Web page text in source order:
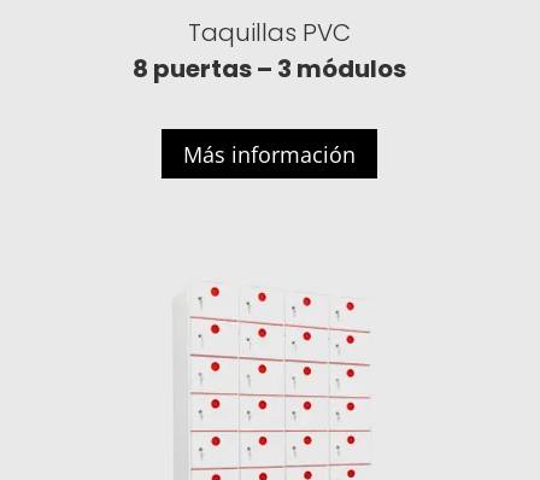
Taquillas PVC
8 puertas – 3 módulos
Más información